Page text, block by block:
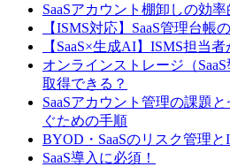
SaaSアカウント棚卸しの効
【ISMS対応】SaaS管理台帳
【SaaS×生成AI】ISMS担当
オンラインストレージ（
取得できる？
SaaSアカウント管理の課題
ぐための手順
BYOD・SaaSのリスク管理
SaaS導入に必須！